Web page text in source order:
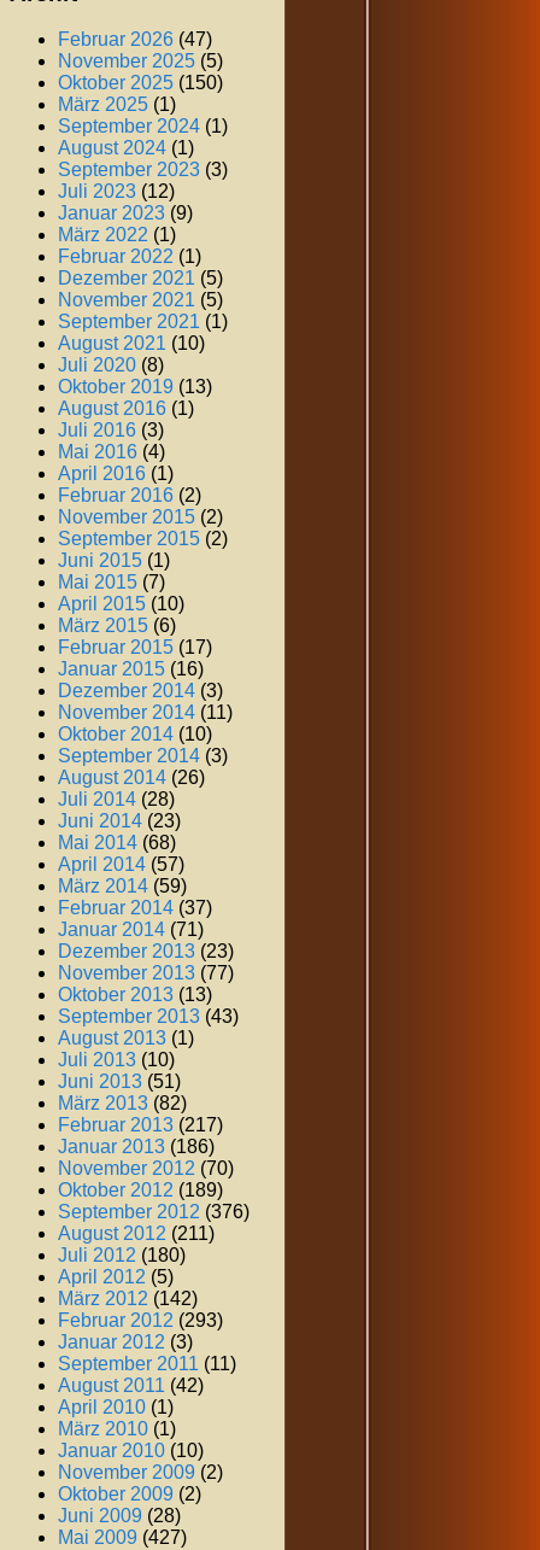
Februar 2026 (47)
November 2025 (5)
Oktober 2025 (150)
März 2025 (1)
September 2024 (1)
August 2024 (1)
September 2023 (3)
Juli 2023 (12)
Januar 2023 (9)
März 2022 (1)
Februar 2022 (1)
Dezember 2021 (5)
November 2021 (5)
September 2021 (1)
August 2021 (10)
Juli 2020 (8)
Oktober 2019 (13)
August 2016 (1)
Juli 2016 (3)
Mai 2016 (4)
April 2016 (1)
Februar 2016 (2)
November 2015 (2)
September 2015 (2)
Juni 2015 (1)
Mai 2015 (7)
April 2015 (10)
März 2015 (6)
Februar 2015 (17)
Januar 2015 (16)
Dezember 2014 (3)
November 2014 (11)
Oktober 2014 (10)
September 2014 (3)
August 2014 (26)
Juli 2014 (28)
Juni 2014 (23)
Mai 2014 (68)
April 2014 (57)
März 2014 (59)
Februar 2014 (37)
Januar 2014 (71)
Dezember 2013 (23)
November 2013 (77)
Oktober 2013 (13)
September 2013 (43)
August 2013 (1)
Juli 2013 (10)
Juni 2013 (51)
März 2013 (82)
Februar 2013 (217)
Januar 2013 (186)
November 2012 (70)
Oktober 2012 (189)
September 2012 (376)
August 2012 (211)
Juli 2012 (180)
April 2012 (5)
März 2012 (142)
Februar 2012 (293)
Januar 2012 (3)
September 2011 (11)
August 2011 (42)
April 2010 (1)
März 2010 (1)
Januar 2010 (10)
November 2009 (2)
Oktober 2009 (2)
Juni 2009 (28)
Mai 2009 (427)